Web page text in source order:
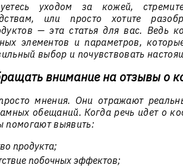
уходом за кожей,
или просто хотите
— эта статья для вас. Ведь
элементов и параметров,
выбор и почувствовать
внимание на отзывы о
мнения. Они отражают
обещаний. Когда речь идет о
помогают выявить:
продукта;
побочных эффектов;